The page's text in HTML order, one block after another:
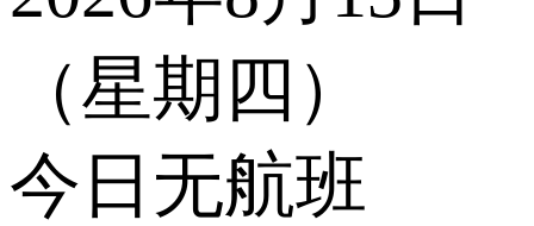
（星期四）
今日无航班